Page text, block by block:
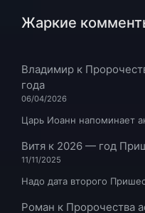
Жаркие
Владимир к
года
06/04/2026
Царь Иоанн напоминает
Витя к 2026 — год
11/11/2025
Надо дата второго
Роман к Пророчества